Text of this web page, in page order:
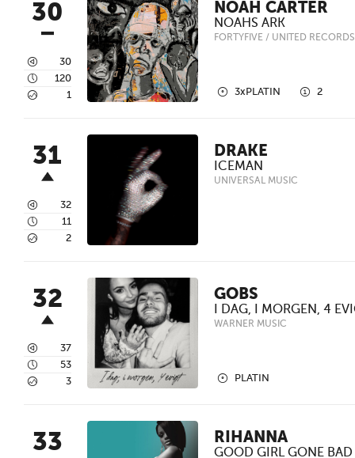
30
3 30
4 120
5 1
NOAH CARTER
NOAHS ARK
FORTYFIVE / UNITED RECORDS
2 3xPLATIN 1 2
31
3 32
4 11
5 2
DRAKE
ICEMAN
UNIVERSAL MUSIC
32
3 37
4 53
5 3
GOBS
I DAG, I MORGEN, 4
WARNER MUSIC
2 PLATIN
33 RIHANNA
GOOD GIRL GONE BAD